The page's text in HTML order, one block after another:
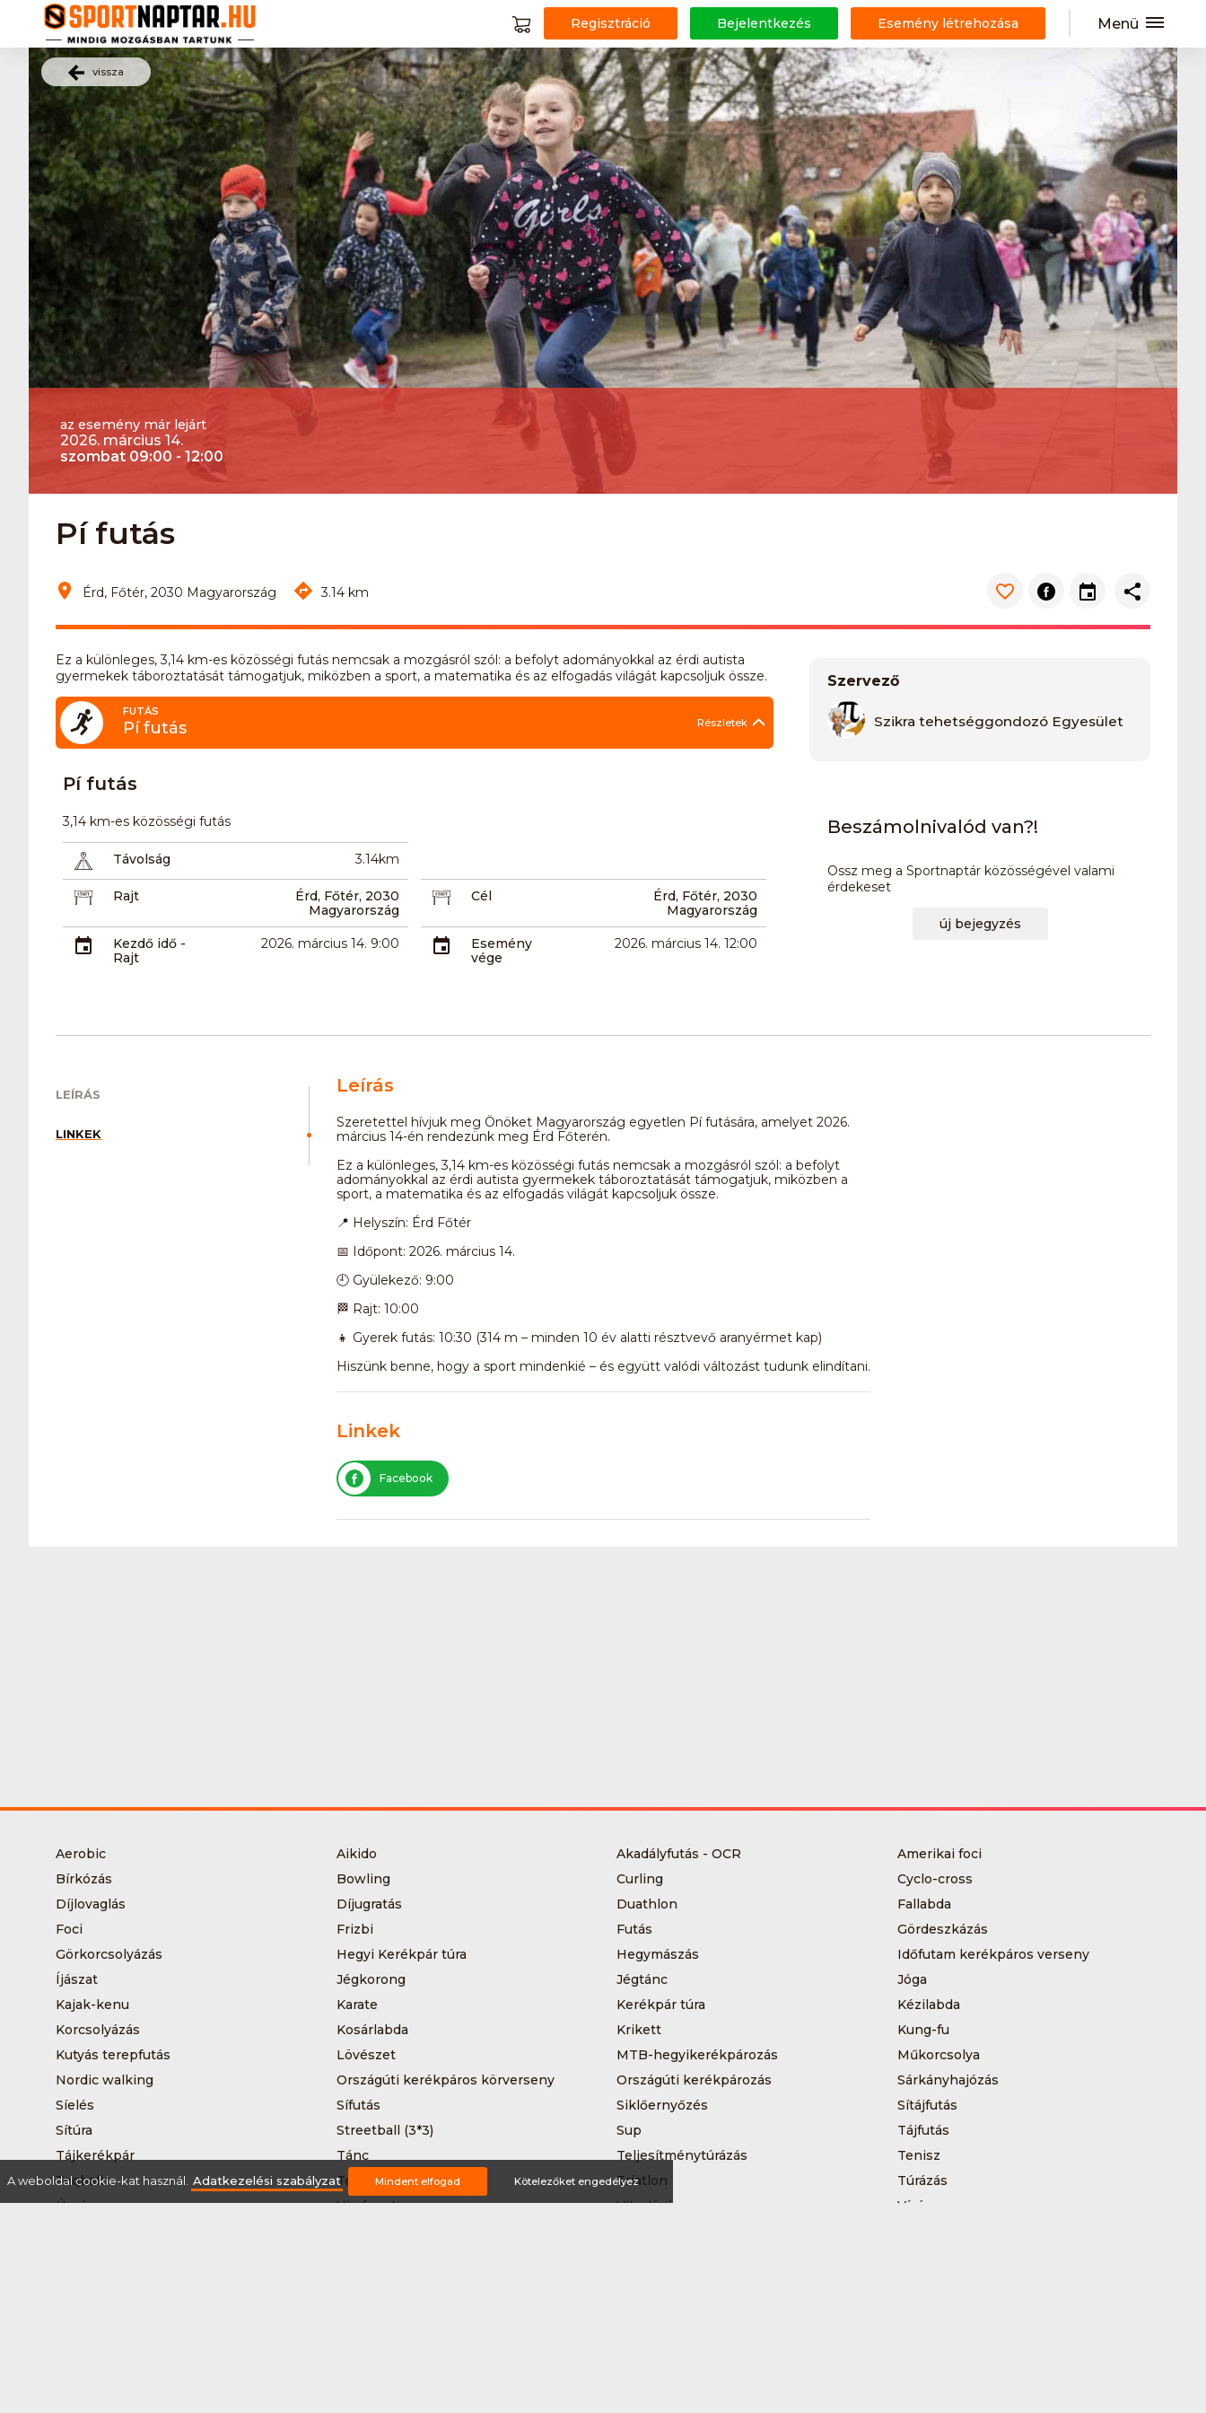
Regisztráció Bejelentkezés Esemény létrehozása Menü
vissza
az esemény már lejárt
2026. március 14.
szombat 09:00 - 12:00
Pí futás
Érd, Főtér, 2030 Magyarország 3.14 km
Ez a különleges, 3,14 km-es közösségi futás nemcsak a mozgásról szól: a befolyt adományokkal az érdi autista
gyermekek táboroztatását támogatjuk, miközben a sport, a matematika és az elfogadás világát kapcsoljuk össze.
FUTÁS
Pí futás Részletek
Pí futás
3,14 km-es közösségi futás
Távolság 3.14km
Rajt
Érd, Főtér, 2030
Magyarország
Cél
Érd, Főtér, 2030
Magyarország
Kezdő idő -
Rajt
2026. március 14. 9:00
Esemény
vége
2026. március 14. 12:00
Szervező
Szikra tehetséggondozó Egyesület
Beszámolnivalód van?!
Ossz meg a Sportnaptár közösségével valami
érdekeset
új bejegyzés
LEÍRÁS
LINKEK
Leírás
Szeretettel hívjuk meg Önöket Magyarország egyetlen Pí futására, amelyet 2026.
március 14-én rendezünk meg Érd Főterén.
Ez a különleges, 3,14 km-es közösségi futás nemcsak a mozgásról szól: a befolyt
adományokkal az érdi autista gyermekek táboroztatását támogatjuk, miközben a
sport, a matematika és az elfogadás világát kapcsoljuk össze.
📍 Helyszín: Érd Főtér
📅 Időpont: 2026. március 14.
🕘 Gyülekező: 9:00
🏁 Rajt: 10:00
👧 Gyerek futás: 10:30 (314 m – minden 10 év alatti résztvevő aranyérmet kap)
Hiszünk benne, hogy a sport mindenkié – és együtt valódi változást tudunk elindítani.
Linkek
Facebook
Aerobic Aikido Akadályfutás - OCR
Amerikai foci
Bírkózás
Bowling Curling
Cyclo-cross
Díjlovaglás
Díjugratás Duathlon
Fallabda
Foci
Frizbi Futás
Gördeszkázás
Görkorcsolyázás
Hegyi Kerékpár túra Hegymászás
Időfutam kerékpáros verseny
Íjászat
Jégkorong Jégtánc
Jóga
Kajak-kenu
Karate Kerékpár túra
Kézilabda
Korcsolyázás
Kosárlabda Krikett
Kung-fu
Kutyás terepfutás
Lövészet MTB-hegyikerékpározás
Műkorcsolya
Nordic walking
Országúti kerékpáros körverseny Országúti kerékpározás
Sárkányhajózás
Síelés
Sífutás Siklőernyőzés
Sítájfutás
Sítúra
Streetball (3*3) Sup
Tájfutás
Tájkerékpár
Tánc Teljesítménytúrázás
Tenisz
Teqball
Terepfutás Triatlon
Túrázás
Úszás
Via-ferrata Vitorlázás
Vívás
A weboldal cookie-kat használ. Adatkezelési szabályzat Mindent elfogad Kötelezőket engedélyez